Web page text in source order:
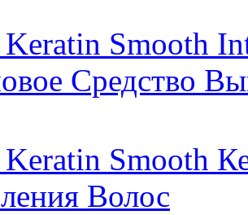
Smooth
Средство
Smooth
Волос